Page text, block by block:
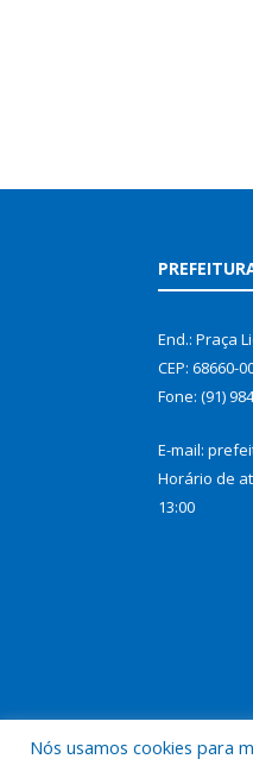
End.: Praça
CEP: 68660-
Fone: (91)
E-mail:
Horário de
13:00
Nós usamos cookies para